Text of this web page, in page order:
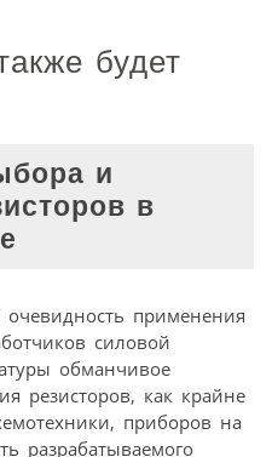
будет
и
в
очевидность применения
силовой
обманчивое
резисторов, как крайне
приборов на
разрабатываемого